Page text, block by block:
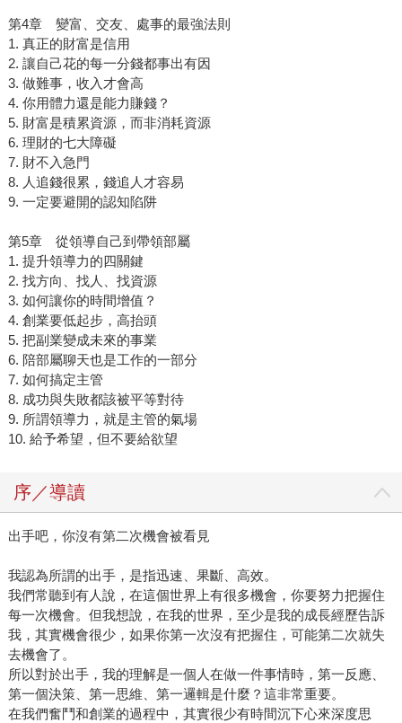
第4章 變富、交友、處事的最強法則
1. 真正的財富是信用
2. 讓自己花的每一分錢都事出有因
3. 做難事，收入才會高
4. 你用體力還是能力賺錢？
5. 財富是積累資源，而非消耗資源
6. 理財的七大障礙
7. 財不入急門
8. 人追錢很累，錢追人才容易
9. 一定要避開的認知陷阱
第5章 從領導自己到帶領部屬
1. 提升領導力的四關鍵
2. 找方向、找人、找資源
3. 如何讓你的時間增值？
4. 創業要低起步，高抬頭
5. 把副業變成未來的事業
6. 陪部屬聊天也是工作的一部分
7. 如何搞定主管
8. 成功與失敗都該被平等對待
9. 所謂領導力，就是主管的氣場
10. 給予希望，但不要給欲望
序／導讀
出手吧，你沒有第二次機會被看見
我認為所謂的出手，是指迅速、果斷、高效。
我們常聽到有人說，在這個世界上有很多機會，你要努力把握住
每一次機會。但我想說，在我的世界，至少是我的成長經歷告訴
我，其實機會很少，如果你第一次沒有把握住，可能第二次就失
去機會了。
所以對於出手，我的理解是一個人在做一件事情時，第一反應、
第一個決策、第一思維、第一邏輯是什麼？這非常重要。
在我們奮鬥和創業的過程中，其實很少有時間沉下心來深度思